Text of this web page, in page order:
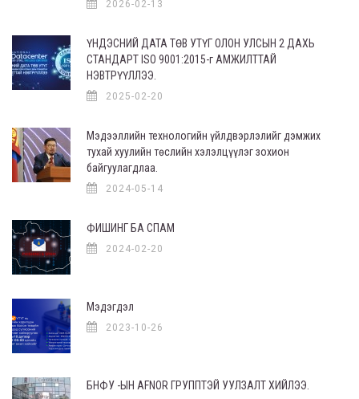
2026-02-13
ҮНДЭСНИЙ ДАТА ТӨВ УТҮГ ОЛОН УЛСЫН 2 ДАХЬ
СТАНДАРТ ISO 9001:2015-г АМЖИЛТТАЙ
НЭВТРҮҮЛЛЭЭ.
2025-02-20
Мэдээллийн технологийн үйлдвэрлэлийг дэмжих
тухай хуулийн төслийн хэлэлцүүлэг зохион
байгуулагдлаа.
2024-05-14
ФИШИНГ БА СПАМ
2024-02-20
Мэдэгдэл
2023-10-26
БНФУ -ЫН AFNOR ГРУППТЭЙ УУЛЗАЛТ ХИЙЛЭЭ.